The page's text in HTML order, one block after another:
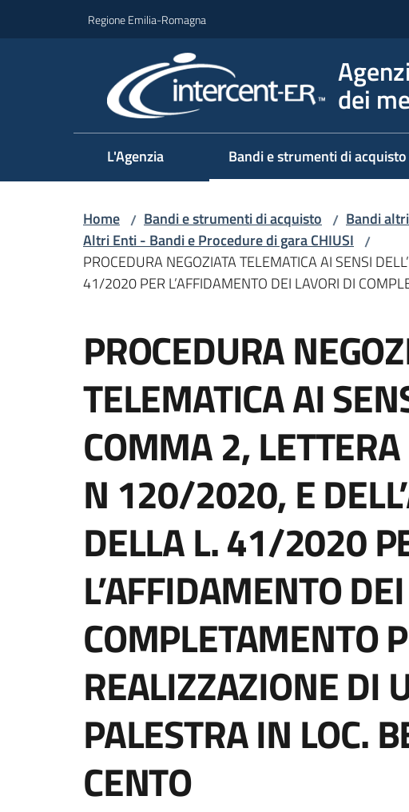
Regione Emilia-Romagna
dei
L'Agenzia Bandi e strumenti di acquisto
Home / Bandi e strumenti di acquisto / Bandi
Altri Enti - Bandi e Procedure di gara CHIUSI /
PROCEDURA NEGOZIATA TELEMATICA AI SENSI
41/2020 PER L’AFFIDAMENTO DEI LAVORI DI
PROCEDURA
TELEMATICA AI
COMMA 2,
N 120/2020, E
DELLA L. 41/2020
L’AFFIDAMENTO
COMPLETAMENTO
REALIZZAZIONE DI
PALESTRA IN LOC.
CENTO